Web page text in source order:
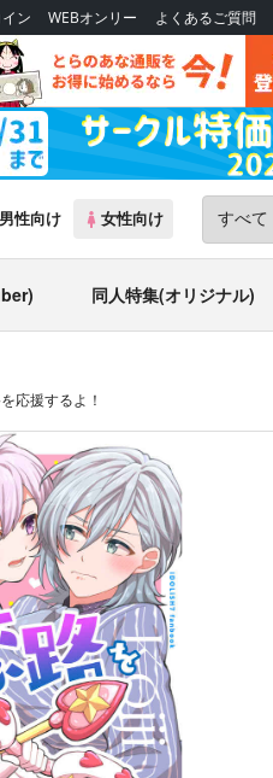
ン WEBオンリー よくあるご質問
男性向け 女性向け
同人特集(オリジナル)
応援するよ！